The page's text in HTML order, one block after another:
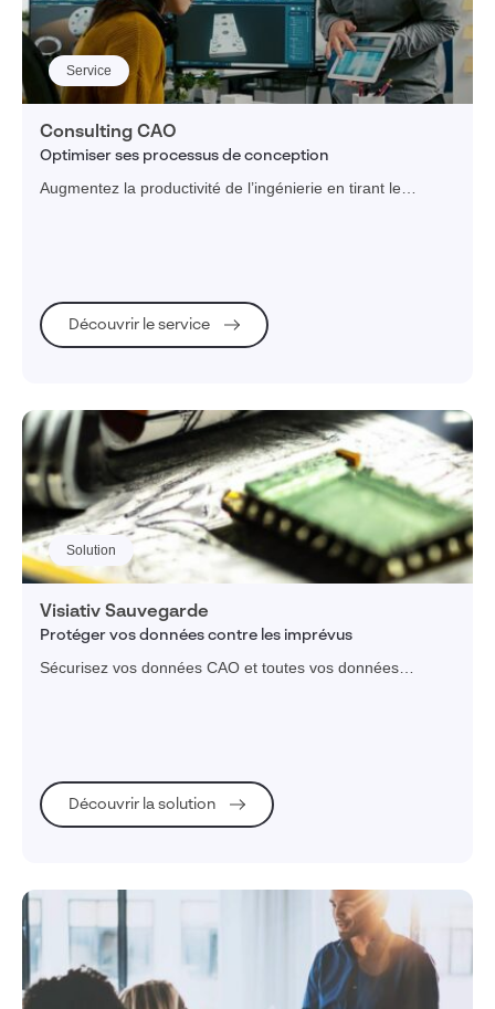
Service
Consulting CAO
Optimiser ses processus de conception
Augmentez la productivité de l’ingénierie en tirant le
Découvrir le service
Solution
Visiativ Sauvegarde
Protéger vos données contre les imprévus
Sécurisez vos données CAO et toutes vos données
Découvrir la solution